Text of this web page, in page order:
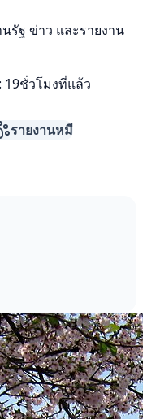
รัฐ ข่าว และรายงาน
19ชั่วโมงที่แล้ว
รายงานหมี